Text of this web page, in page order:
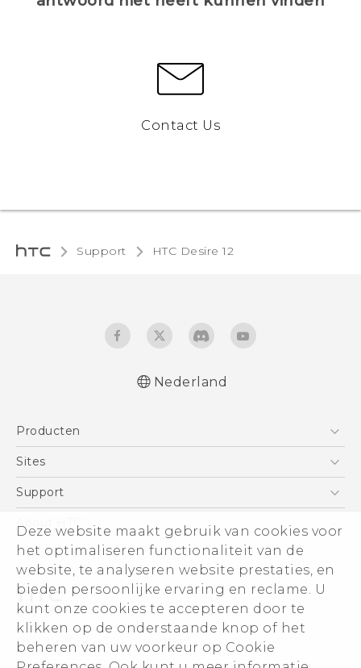
Deze website maakt gebruik van cookies voor
het optimaliseren functionaliteit van de
website, te analyseren website prestaties, en
bieden persoonlijke ervaring en reclame. U
kunt onze cookies te accepteren door te
klikken op de onderstaande knop of het
beheren van uw voorkeur op Cookie
Contact Us
Support HTC Desire 12‎
Nederlands - Gebruikershandleiding
wettelijke voorschriften
Deutsch - Informationen zur Sicherheit und
behördliche Bestimmungen
Quick start guide
User manual
Safety and regulatory guide
Nederland
Producten
Telefoons
Vive
Accessoires
Sites
HTC Vive
Aan de slag
Support
Support voor eCommerce
About HTC
ESG
Informatie over het bedrijf
Voor beleggers (engels)
Cookie Preferences
Vacatures
© 2011-2026 HTC Corporation